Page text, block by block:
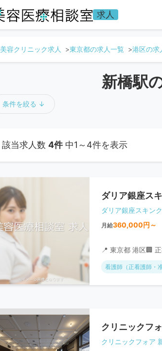
求人
美容クリニック求人 東京都の求人一覧 港区の求
新橋駅
条件を絞る ↓
該当求人数 4件中1～4件を表示
ダリア銀座ス
ダリア銀座スキン
月給360,000円～
📍 東京都 港区🏢
看護師（正看護師・
クリニックフ
クリニックフォア